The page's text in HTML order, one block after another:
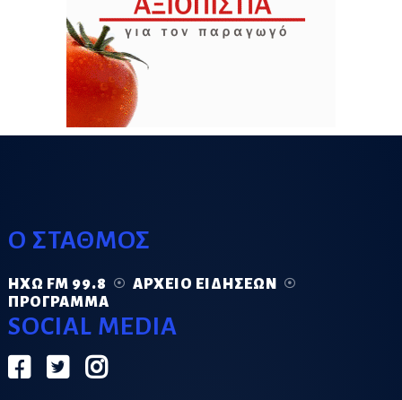
Ο ΣΤΑΘΜΟΣ
ΗΧΏ FM 99.8
ΑΡΧΕΊΟ ΕΙΔΉΣΕΩΝ
ΠΡΌΓΡΑΜΜΑ
SOCIAL MEDIA